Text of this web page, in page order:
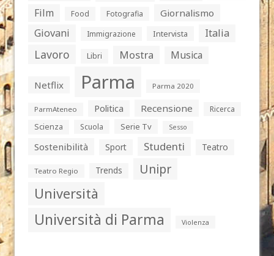
Film Food Fotografia Giornalismo
Giovani Immigrazione Intervista Italia
Lavoro Libri Mostra Musica
Netflix Parma Parma 2020
ParmAteneo Politica Recensione
Ricerca
Scienza
Scuola Serie Tv Sesso
Sostenibilità Sport Studenti Teatro
Teatro Regio Trends Unipr
Università
Università di Parma Violenza